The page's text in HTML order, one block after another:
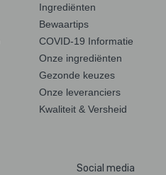
Ingrediënten
Bewaartips
COVID-19 Informatie
Onze ingrediënten
Gezonde keuzes
Onze leveranciers
Kwaliteit & Versheid
Social media